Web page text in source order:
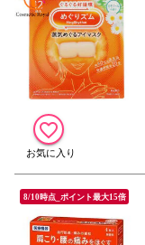
8/10時点_ポイント最大15倍